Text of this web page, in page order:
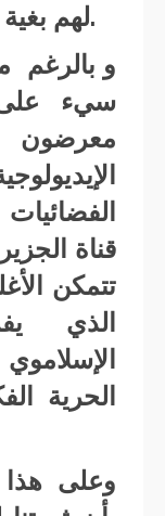
لهم بغية الوصول إلى سدة السلطة.
و بالرغم
سيء على
قناة
تتمكن
الذي
الحرية
وعلى